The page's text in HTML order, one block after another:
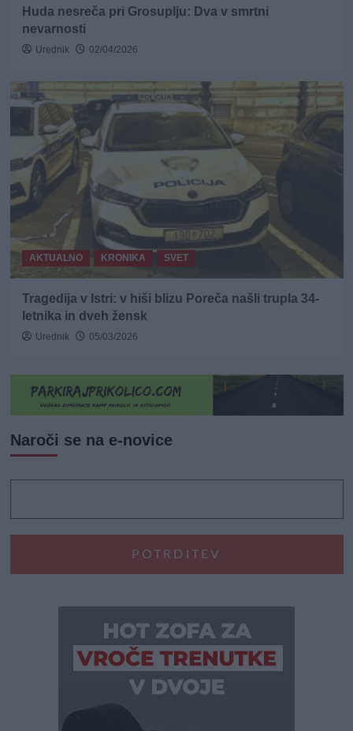
Huda nesreča pri Grosuplju: Dva v smrtni
nevarnosti
Urednik 02/04/2026
AKTUALNO KRONIKA SVET
Tragedija v Istri: v hiši blizu Poreča našli trupla 34-
letnika in dveh žensk
Urednik 05/03/2026
Naroči se na e-novice